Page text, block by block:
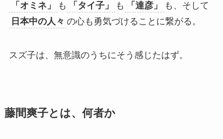
「オミネ」
も 「タイ子」 も 「達彦」
も、そして
日本中の人々 の心も勇気づけることに繋がる。
スズ子は、無意識のうちにそう感じたはず。
藤間爽子とは、何者か